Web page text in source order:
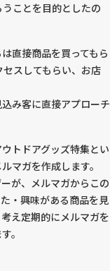
ことを目的としたの
直接商品を買ってもら
スしてもらい、お店
み客に直接アプローチ
トドアグッズ特集とい
マガを作成します。
が、メルマガからこの
・興味がある商品を見
え定期的にメルマガを
。